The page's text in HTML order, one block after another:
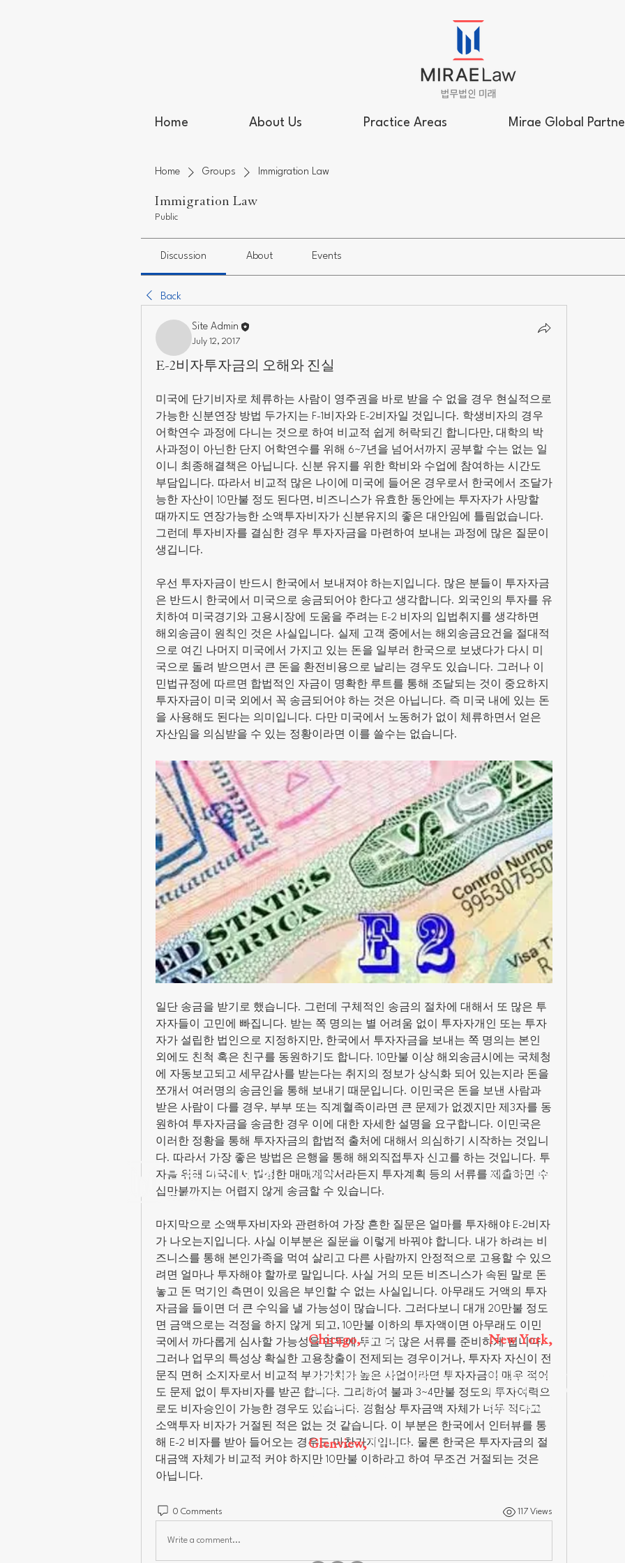
Home About Us Practice Areas Mirae Global
Home Groups Immigration Law
Immigration Law
Public
Discussion About Events
Back
Site Admin
July 12, 2017
E-2비자투자금의 오해와 진실
미국에 단기비자로 체류하는 사람이 영주권을 바로 받을 수 없을 경우 현실적으로
가능한 신분연장 방법 두가지는 F-1비자와 E-2비자일 것입니다. 학생비자의 경우
어학연수 과정에 다니는 것으로 하여 비교적 쉽게 허락되긴 합니다만, 대학의 박
사과정이 아닌한 단지 어학연수를 위해 6~7년을 넘어서까지 공부할 수는 없는 일
이니 최종해결책은 아닙니다. 신분 유지를 위한 학비와 수업에 참여하는 시간도
부담입니다. 따라서 비교적 많은 나이에 미국에 들어온 경우로서 한국에서 조달가
능한 자산이 10만불 정도 된다면, 비즈니스가 유효한 동안에는 투자자가 사망할
때까지도 연장가능한 소액투자비자가 신분유지의 좋은 대안임에 틀림없습니다.
그런데 투자비자를 결심한 경우 투자자금을 마련하여 보내는 과정에 많은 질문이
생깁니다.
우선 투자자금이 반드시 한국에서 보내져야 하는지입니다. 많은 분들이 투자자금
은 반드시 한국에서 미국으로 송금되어야 한다고 생각합니다. 외국인의 투자를 유
치하여 미국경기와 고용시장에 도움을 주려는 E-2 비자의 입법취지를 생각하면
해외송금이 원칙인 것은 사실입니다. 실제 고객 중에서는 해외송금요건을 절대적
으로 여긴 나머지 미국에서 가지고 있는 돈을 일부러 한국으로 보냈다가 다시 미
국으로 돌려 받으면서 큰 돈을 환전비용으로 날리는 경우도 있습니다. 그러나 이
민법규정에 따르면 합법적인 자금이 명확한 루트를 통해 조달되는 것이 중요하지
투자자금이 미국 외에서 꼭 송금되어야 하는 것은 아닙니다. 즉 미국 내에 있는 돈
을 사용해도 된다는 의미입니다. 다만 미국에서 노동허가 없이 체류하면서 얻은
자산임을 의심받을 수 있는 정황이라면 이를 쓸수는 없습니다.
일단 송금을 받기로 했습니다. 그런데 구체적인 송금의 절차에 대해서 또 많은 투
자자들이 고민에 빠집니다. 받는 쪽 명의는 별 어려움 없이 투자자개인 또는 투자
자가 설립한 법인으로 지정하지만, 한국에서 투자자금을 보내는 쪽 명의는 본인
외에도 친척 혹은 친구를 동원하기도 합니다. 10만불 이상 해외송금시에는 국체청
에 자동보고되고 세무감사를 받는다는 취지의 정보가 상식화 되어 있는지라 돈을
쪼개서 여러명의 송금인을 통해 보내기 때문입니다. 이민국은 돈을 보낸 사람과
받은 사람이 다를 경우, 부부 또는 직계혈족이라면 큰 문제가 없겠지만 제3자를 동
원하여 투자자금을 송금한 경우 이에 대한 자세한 설명을 요구합니다. 이민국은
이러한 정황을 통해 투자자금의 합법적 출처에 대해서 의심하기 시작하는 것입니
다. 따라서 가장 좋은 방법은 은행을 통해 해외직접투자 신고를 하는 것입니다. 투
자를 위해 미국에서 발생한 매매계약서라든지 투자계획 등의 서류를 제출하면 수
십만불까지는 어렵지 않게 송금할 수 있습니다.
마지막으로 소액투자비자와 관련하여 가장 흔한 질문은 얼마를 투자해야 E-2비자
가 나오는지입니다. 사실 이부분은 질문을 이렇게 바꿔야 합니다. 내가 하려는 비
즈니스를 통해 본인가족을 먹여 살리고 다른 사람까지 안정적으로 고용할 수 있으
려면 얼마나 투자해야 할까로 말입니다. 사실 거의 모든 비즈니스가 속된 말로 돈
놓고 돈 먹기인 측면이 있음은 부인할 수 없는 사실입니다. 아무래도 거액의 투자
자금을 들이면 더 큰 수익을 낼 가능성이 많습니다. 그러다보니 대개 20만불 정도
면 금액으로는 걱정을 하지 않게 되고, 10만불 이하의 투자액이면 아무래도 이민
국에서 까다롭게 심사할 가능성을 염두에 두고 더 많은 서류를 준비하게 됩니다.
그러나 업무의 특성상 확실한 고용창출이 전제되는 경우이거나, 투자자 자신이 전
문직 면허 소지자로서 비교적 부가가치가 높은 사업이라면 투자자금이 매우 적어
도 문제 없이 투자비자를 받곤 합니다. 그리하여 불과 3~4만불 정도의 투자여력으
로도 비자승인이 가능한 경우도 있습니다. 경험상 투자금액 자체가 너무 적다고
소액투자 비자가 거절된 적은 없는 것 같습니다. 이 부분은 한국에서 인터뷰를 통
해 E-2 비자를 받아 들어오는 경우도 마찬가지입니다. 물론 한국은 투자자금의 절
대금액 자체가 비교적 커야 하지만 10만불 이하라고 하여 무조건 거절되는 것은
아닙니다.
0 Comments 117 Views
Write a comment...
Home
Core Values
Attorneys
Business Law
Real Estate
Estate Law
Chicago,Illinois
150 N. Michigan Ave., Suite 3300
Chicago, IL, 60601
312-644-5979
Glenview,Illinois
New York,
875 Third Avenue, 21st Floor,
New York, NY 10022
646-568-6065